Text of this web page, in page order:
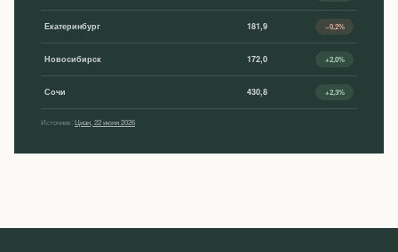
Екатеринбург 181,9 −0,2%
Новосибирск 172,0 +2,0%
Сочи 430,8 +2,3%
Источник:Циан, 22 июня 2026